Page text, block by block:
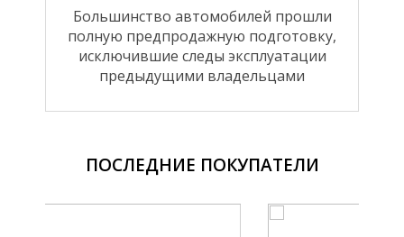
Большинство автомобилей прошли
полную предпродажную подготовку,
исключившие следы эксплуатации
предыдущими владельцами
ПОСЛЕДНИЕ ПОКУПАТЕЛИ